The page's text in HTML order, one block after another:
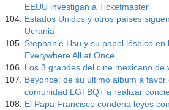
EEUU investigan a Ticketmaster
Estados Unidos y otros países
Ucrania
Stephanie Hsu y su papel lésbico en
Everywhere All at Once
Los 3 grandes del cine mexicano de
Beyonce: de su último álbum a
comunidad LGTBQ+ a realizar
El Papa Francisco condena leyes